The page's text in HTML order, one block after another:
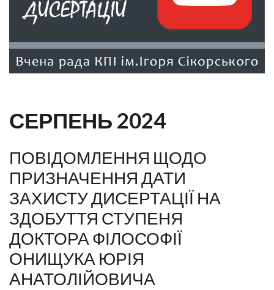
СЕРПЕНЬ 2024
ПОВІДОМЛЕННЯ ЩОДО
ПРИЗНАЧЕННЯ ДАТИ
ЗАХИСТУ ДИСЕРТАЦІЇ НА
ЗДОБУТТЯ СТУПЕНЯ
ДОКТОРА ФІЛОСОФІЇ
ОНИЩУКА ЮРІЯ
АНАТОЛІЙОВИЧА